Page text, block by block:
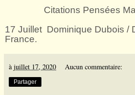
Citations Pensées
17 Juillet Dominique Dubois /
France.
à juillet 17, 2020 Aucun commentaire:
Partager